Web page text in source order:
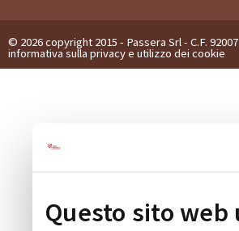
Questo sito
© 2026 copyright 2015 - Passera Srl - C.F.
informativa sulla privacy e utilizzo dei cookie